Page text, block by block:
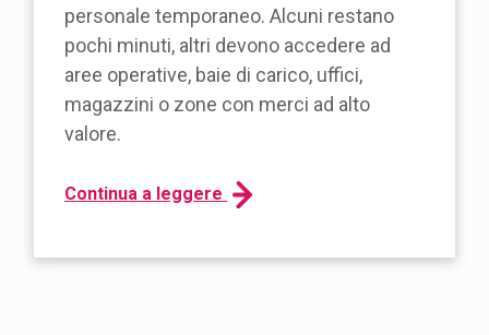
personale temporaneo. Alcuni restano
pochi minuti, altri devono accedere ad
aree operative, baie di carico, uffici,
magazzini o zone con merci ad alto
valore.
Continua a leggere